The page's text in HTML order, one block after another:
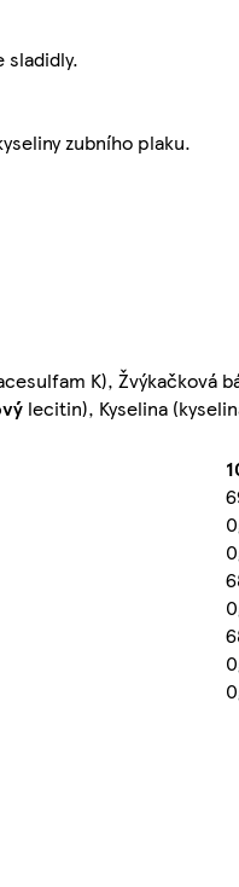
sladidly.
zubního plaku.
K), Žvýkačková
lecitin), Kyselina